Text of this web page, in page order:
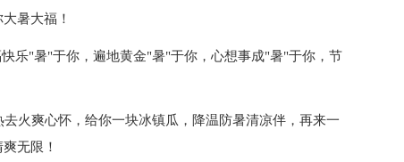
暑大福！
乐"暑"于你，遍地黄金"暑"于你，心想事成"暑"于你，节
火爽心怀，给你一块冰镇瓜，降温防暑清凉伴，再来一
无限！